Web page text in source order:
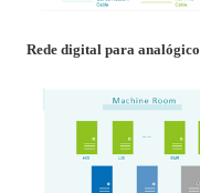
Rede digital para analógico